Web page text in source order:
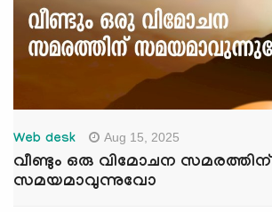
Web desk Aug 15, 2025
വീണ്ടും ഒരു വിമോചന സമരത്തിന്
സമയമാവുന്നുവോ